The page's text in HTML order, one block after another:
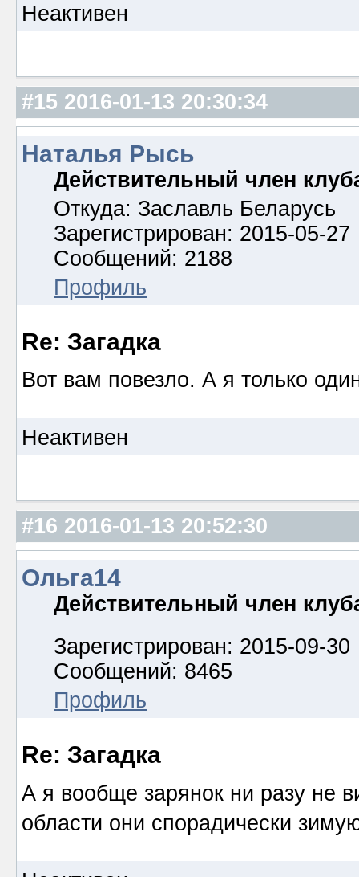
Неактивен
#15 2016-01-13 20:30:34
Наталья Рысь
Действительный член
Откуда: Заславль Беларусь
Зарегистрирован: 2015-05-27
Сообщений: 2188
Профиль
Re: Загадка
Вот вам повезло. А я только
Неактивен
#16 2016-01-13 20:52:30
Ольга14
Действительный член
Зарегистрирован: 2015-09-30
Сообщений: 8465
Профиль
Re: Загадка
А я вообще зарянок ни разу не
области они спорадически